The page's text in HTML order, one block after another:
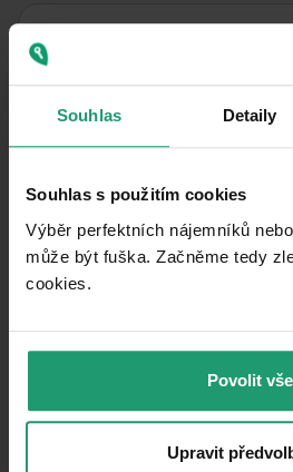
Souhlas Detaily
Souhlas s použitím cookies
Výběr perfektních nájemníků
může být fuška. Začněme tedy
cookies.​
Povolit vše
Upravit
Property characteristics
BUILDING CONSTRUCTION
FULLY FURNISHED
HEATING
OWNERSHIP
CONDITION